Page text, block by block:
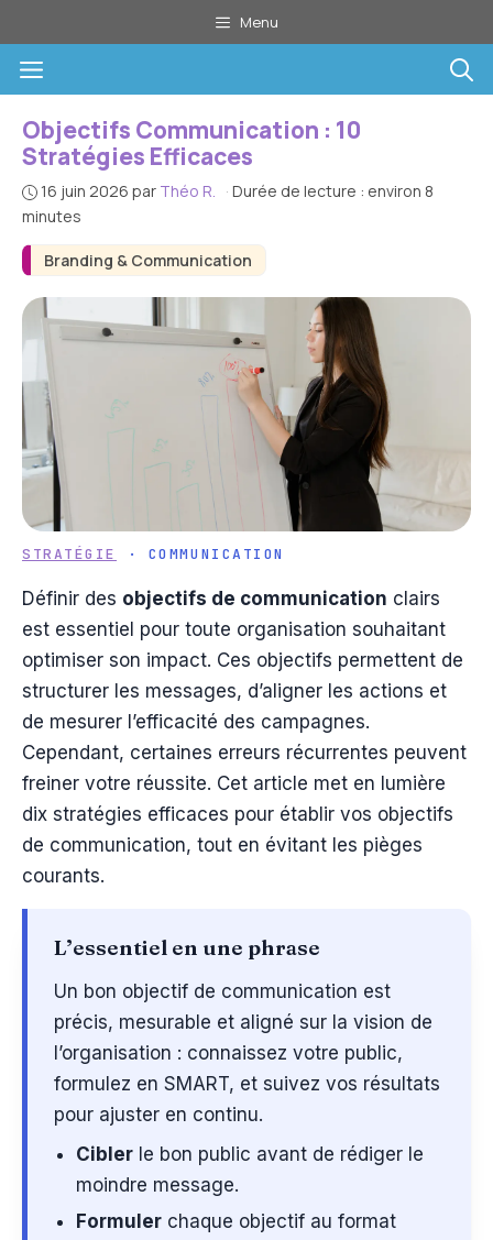
au
contenu
Menu
Menu
Branding & Communication
Objectifs Communication : 10
Stratégies Efficaces
16 juin 2026 par Théo R. · Durée de lecture : environ 8
minutes
STRATÉGIE · COMMUNICATION
Définir des objectifs de communication clairs
est essentiel pour toute organisation souhaitant
optimiser son impact. Ces objectifs permettent de
structurer les messages, d’aligner les actions et
de mesurer l’efficacité des campagnes.
Cependant, certaines erreurs récurrentes peuvent
freiner votre réussite. Cet article met en lumière
dix stratégies efficaces pour établir vos objectifs
de communication, tout en évitant les pièges
courants.
L’essentiel en une phrase
Un bon objectif de communication est
précis, mesurable et aligné sur la vision de
l’organisation : connaissez votre public,
formulez en SMART, et suivez vos résultats
pour ajuster en continu.
Cibler le bon public avant de rédiger le
moindre message.
Formuler chaque objectif au format